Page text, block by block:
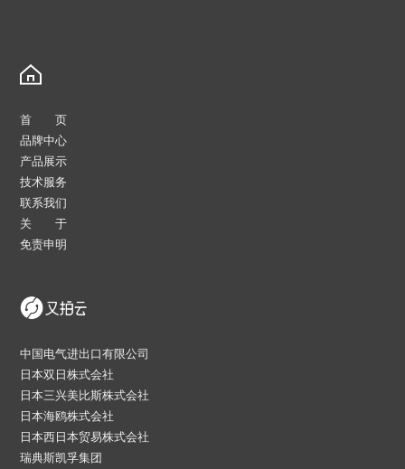
首 页
品牌中心
产品展示
技术服务
联系我们
关 于
免责申明
中国电气进出口有限公司
日本双日株式会社
日本三兴美比斯株式会社
日本海鸥株式会社
日本西日本贸易株式会社
瑞典斯凯孚集团